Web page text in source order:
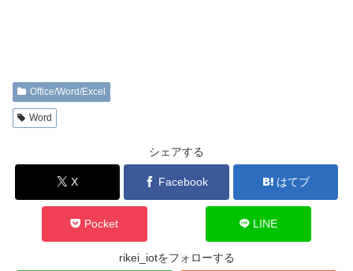
Office/Word/Excel
Word
シェアする
X Facebook はてブ
Pocket LINE
rikei_iotをフォローする